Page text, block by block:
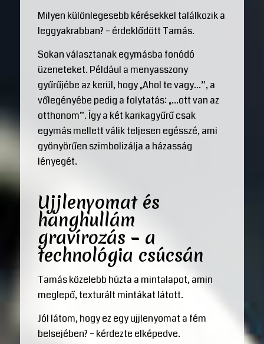
Milyen különlegesebb kérésekkel találkozik a
leggyakrabban? – érdeklődött Tamás.
Sokan választanak egymásba fonódó
üzeneteket. Például a menyasszony
gyűrűjébe az kerül, hogy „Ahol te vagy…”, a
vőlegényébe pedig a folytatás: „…ott van az
otthonom”. Így a két karikagyűrű csak
egymás mellett válik teljesen egésszé, ami
gyönyörűen szimbolizálja a házasság
lényegét.
Ujjlenyomat és
hanghullám
gravírozás – a
technológia csúcsán
Tamás közelebb húzta a mintalapot, amin
meglepő, texturált mintákat látott.
Jól látom, hogy ez egy ujjlenyomat a fém
belsejében? – kérdezte elképedve.